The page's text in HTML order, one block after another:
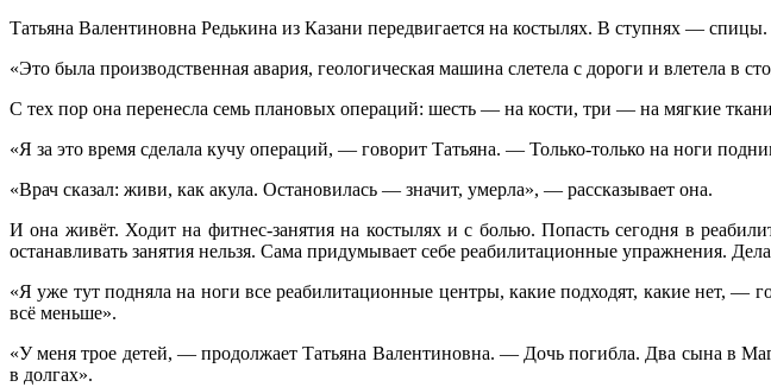
Татьяна Валентиновна Редькина из Казани передвигается на костылях. В ступнях —
«Это была производственная авария, геологическая машина слетела с дороги и влетела
С тех пор она перенесла семь плановых операций: шесть — на кости, три — на мягкие
«Я за это время сделала кучу операций, — говорит Татьяна. — Только-только на ноги
«Врач сказал: живи, как акула. Остановилась — значит, умерла», — рассказывает она.
И она живёт. Ходит на фитнес-занятия на костылях и с болью. Попасть сегодня в
останавливать занятия нельзя. Сама придумывает себе реабилитационные упражнения.
«Я уже тут подняла на ноги все реабилитационные центры, какие подходят, какие нет,
всё меньше».
«У меня трое детей, — продолжает Татьяна Валентиновна. — Дочь погибла. Два сына в
в долгах».